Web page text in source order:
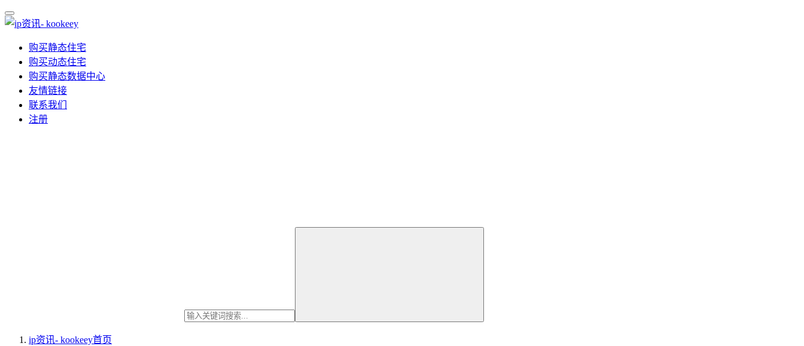
购买静态住宅
购买动态住宅
购买静态数据中心
友情链接
联系我们
注册
ip资讯- kookeey首页